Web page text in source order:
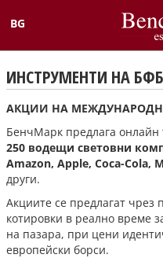
BG
English
ИНСТРУМЕНТИ НА БФБ
АКЦИИ НА
БенчМарк предлага онлайн
250 водещи световни
Amazon, Apple, Coca-Cola,
други.
Акциите се предлагат чрез
котировки в реално време
на пазара, при цени
европейски борси.